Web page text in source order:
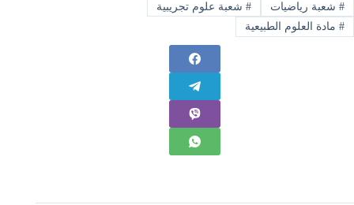
#شعبة رياضيات #شعبة علوم تجريبية
#مادة العلوم الطبيعية